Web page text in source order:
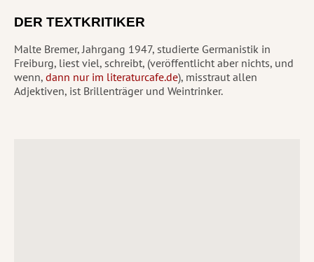
DER TEXTKRITIKER
Malte Bremer, Jahrgang 1947, studierte Germanistik in
Freiburg, liest viel, schreibt, (veröffentlicht aber nichts, und
wenn, dann nur im literaturcafe.de), misstraut allen
Adjektiven, ist Brillenträger und Weintrinker.